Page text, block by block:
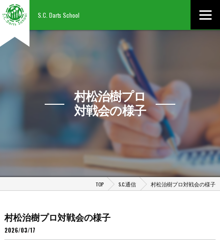
S.C. Darts School
村松治樹プロ
対戦会の様子
TOP S.C.通信 村松治樹プロ対戦会の様子
村松治樹プロ対戦会の様子
2026/03/17